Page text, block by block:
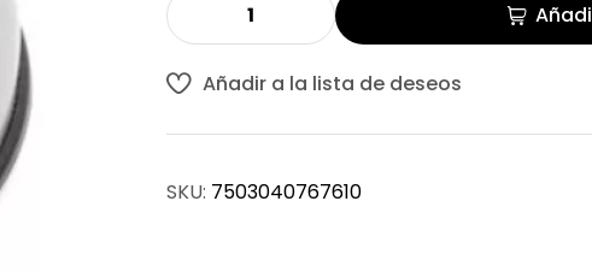
Añadir a la lista de deseos
SKU: 7503040767610